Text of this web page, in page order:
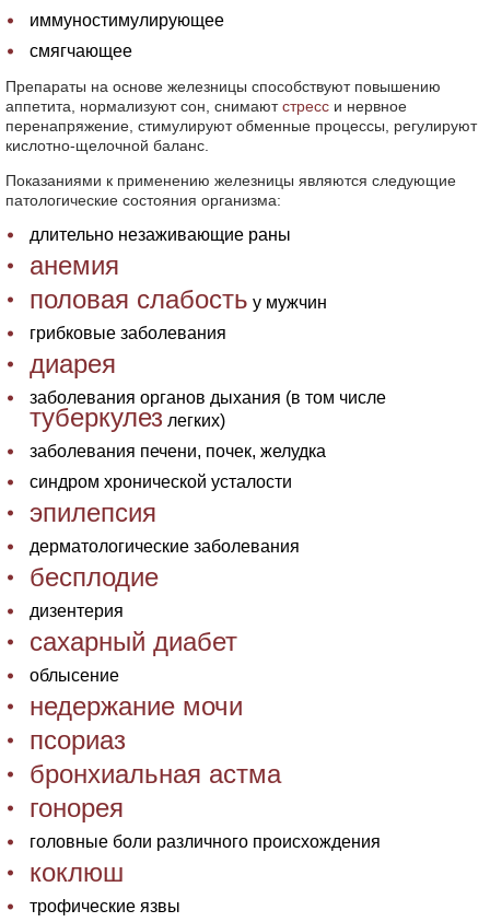
иммуностимулирующее
смягчающее
Препараты на основе железницы способствуют повышению
аппетита, нормализуют сон, снимаютстресс и нервное
перенапряжение, стимулируют обменные процессы, регулируют
кислотно-щелочной баланс.
Показаниями к применению железницы являются следующие
патологические состояния организма:
длительно незаживающие раны
анемия
половая слабость у мужчин
грибковые заболевания
диарея
заболевания органов дыхания (в том числе
туберкулез легких)
заболевания печени, почек, желудка
синдром хронической усталости
эпилепсия
дерматологические заболевания
бесплодие
дизентерия
сахарный диабет
облысение
недержание мочи
псориаз
бронхиальная астма
гонорея
головные боли различного происхождения
коклюш
трофические язвы